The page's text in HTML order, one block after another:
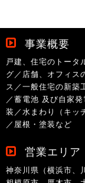
事業概要
戸建、住宅のトータ
グ／店舗、オフィス
ス／一般住宅の新築
／蓄電池 及び自家
装／水まわり（キッ
／屋根・塗装など
営業エリア
神奈川県（横浜市、